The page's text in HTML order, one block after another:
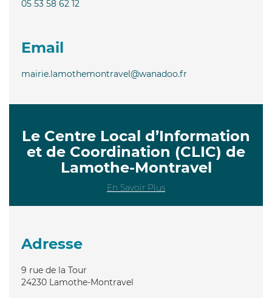
05 53 58 62 12
Email
mairie.lamothemontravel@wanadoo.fr
Le Centre Local d’Information
et de Coordination (CLIC) de
Lamothe-Montravel
En Savoir Plus
Adresse
9 rue de la Tour
24230 Lamothe-Montravel